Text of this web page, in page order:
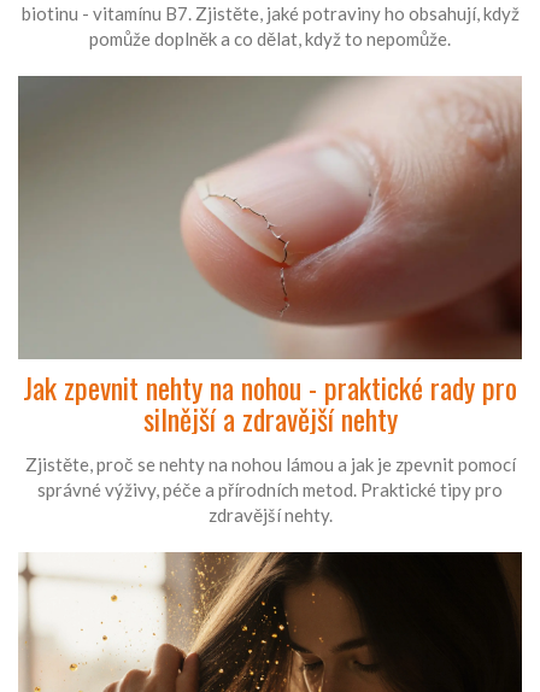
biotinu - vitamínu B7. Zjistěte, jaké potraviny ho obsahují, když
pomůže doplněk a co dělat, když to nepomůže.
Jak zpevnit nehty na nohou - praktické rady pro
silnější a zdravější nehty
Zjistěte, proč se nehty na nohou lámou a jak je zpevnit pomocí
správné výživy, péče a přírodních metod. Praktické tipy pro
zdravější nehty.